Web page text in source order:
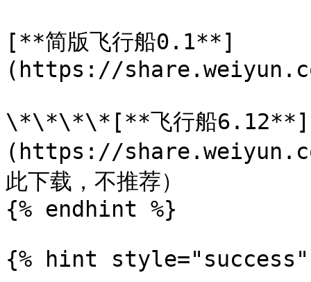
[**简版飞行船0.1**]
(https://
\*\*\*\*[**飞行船6.12**]
(https://
此下载，不推荐）
{% endhint %}
{% hint style="success"